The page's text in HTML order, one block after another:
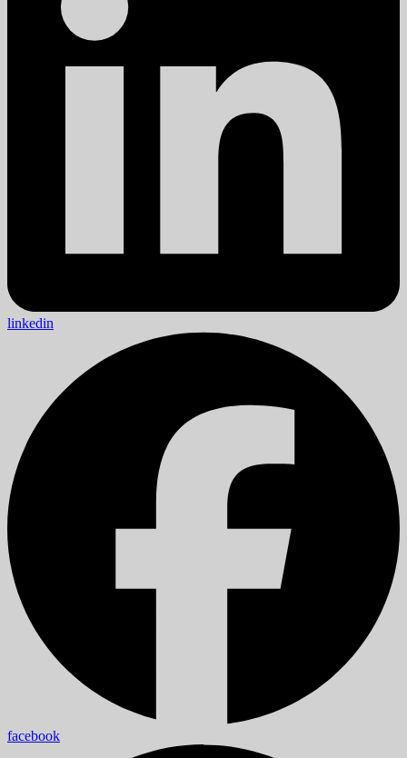
linkedin
facebook